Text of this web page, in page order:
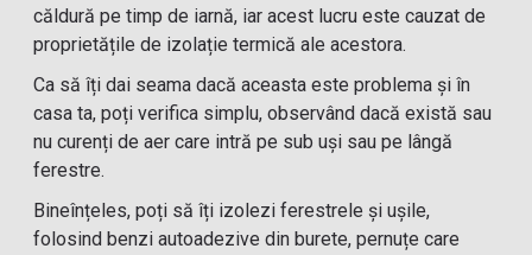
căldură pe timp de iarnă, iar acest lucru este cauzat de
proprietățile de izolație termică ale acestora.
Ca să îți dai seama dacă aceasta este problema și în
casa ta, poți verifica simplu, observând dacă există sau
nu curenți de aer care intră pe sub uși sau pe lângă
ferestre.
Bineînțeles, poți să îți izolezi ferestrele și ușile,
folosind benzi autoadezive din burete, pernuțe care